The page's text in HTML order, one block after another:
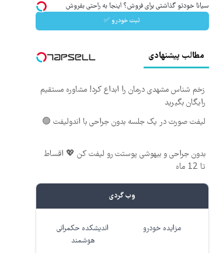
سیانا خودتو گذاشتی برای فروش؟ اینجا به راحتی بفروش
ثبت خودرو ✅
مطالب پیشنهادی
زخم شناس مشهدی درمان را ابداع کرد! مشاوره مستقیم
رایگان بگیرید
لیفت صورت در یک جلسه بدون جراحی با اندولیفت 🟢
بدون جراحی و بیهوشی پوستت رو لیفت کن 💖 اقساط
تا 12 ماه
وب گردی
مزایده خودرو
اندیشکده حکمرانی
هوشمند